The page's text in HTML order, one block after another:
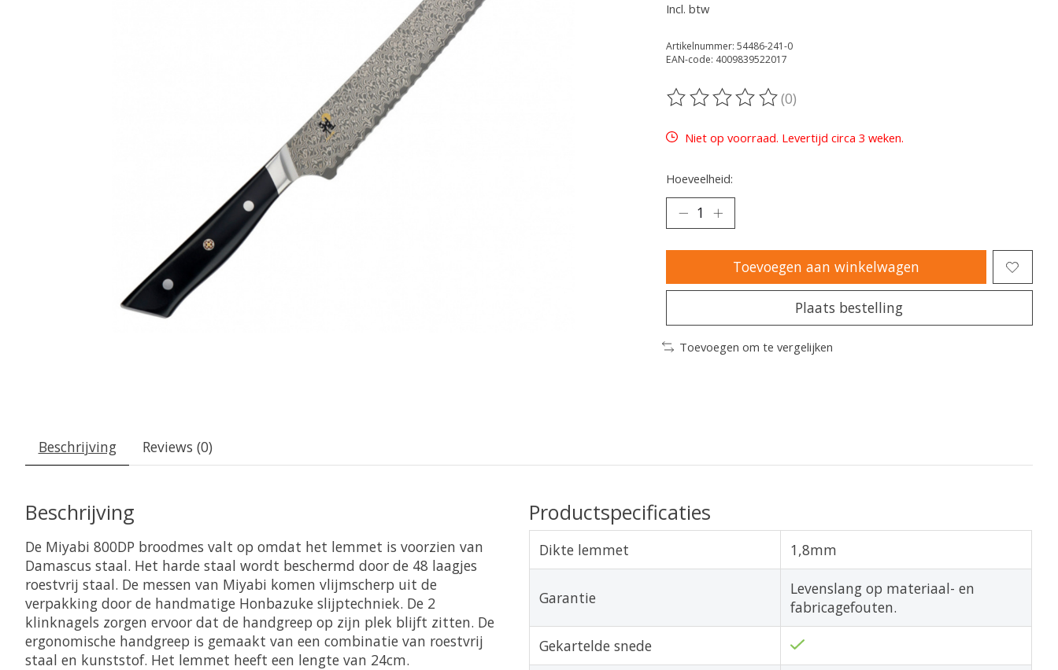
Incl. btw
Artikelnummer: 54486-241-0
EAN-code: 4009839522017
De beoordeling van dit product is
(0)
Niet op voorraad. Levertijd circa 3 weken.
Hoeveelheid:
Toevoegen aan winkelwagen
Plaats bestelling
Toevoegen om te vergelijken
Beschrijving Reviews (0)
Beschrijving
De Miyabi 800DP broodmes valt op omdat het lemmet is voorzien van
Damascus staal. Het harde staal wordt beschermd door de 48 laagjes
roestvrij staal. De messen van Miyabi komen vlijmscherp uit de
verpakking door de handmatige Honbazuke slijptechniek. De 2
klinknagels zorgen ervoor dat de handgreep op zijn plek blijft zitten. De
ergonomische handgreep is gemaakt van een combinatie van roestvrij
staal en kunststof. Het lemmet heeft een lengte van 24cm.
Productspecificaties
Dikte lemmet 1,8mm
Garantie
Levenslang op materiaal- en
fabricagefouten.
Gekartelde snede